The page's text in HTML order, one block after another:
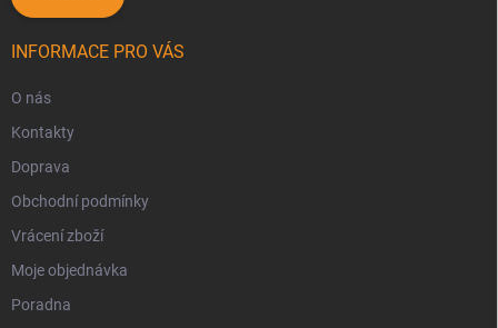
INFORMACE PRO VÁS
O nás
Kontakty
Doprava
Obchodní podmínky
Vrácení zboží
Moje objednávka
Poradna